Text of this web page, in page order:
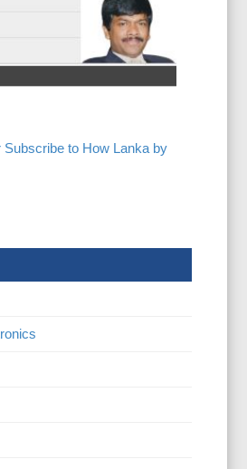
Subscribe to How Lanka by